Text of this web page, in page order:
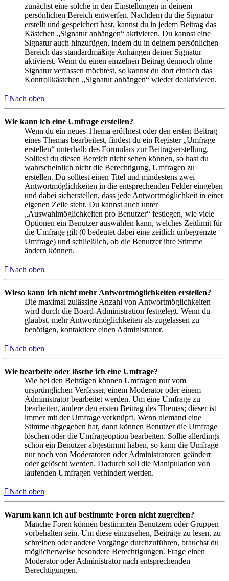
zunächst eine solche in den Einstellungen in deinem
persönlichen Bereich entwerfen. Nachdem du die Signatur
erstellt und gespeichert hast, kannst du in jedem Beitrag das
Kästchen „Signatur anhängen“ aktivieren. Du kannst eine
Signatur auch hinzufügen, indem du in deinem persönlichen
Bereich das standardmäßige Anhängen deiner Signatur
aktivierst. Wenn du einen einzelnen Beitrag dennoch ohne
Signatur verfassen möchtest, so kannst du dort einfach das
Kontrollkästchen „Signatur anhängen“ wieder deaktivieren.
Nach oben
Wie kann ich eine Umfrage erstellen?
Wenn du ein neues Thema eröffnest oder den ersten Beitrag
eines Themas bearbeitest, findest du ein Register „Umfrage
erstellen“ unterhalb des Formulars zur Beitragserstellung.
Solltest du diesen Bereich nicht sehen können, so hast du
wahrscheinlich nicht die Berechtigung, Umfragen zu
erstellen. Du solltest einen Titel und mindestens zwei
Antwortmöglichkeiten in die entsprechenden Felder eingeben
und dabei sicherstellen, dass jede Antwortmöglichkeit in einer
eigenen Zeile steht. Du kannst auch unter
„Auswahlmöglichkeiten pro Benutzer“ festlegen, wie viele
Optionen ein Benutzer auswählen kann, welches Zeitlimit für
die Umfrage gilt (0 bedeutet dabei eine zeitlich unbegrenzte
Umfrage) und schließlich, ob die Benutzer ihre Stimme
ändern können.
Nach oben
Wieso kann ich nicht mehr Antwortmöglichkeiten erstellen?
Die maximal zulässige Anzahl von Antwortmöglichkeiten
wird durch die Board-Administration festgelegt. Wenn du
glaubst, mehr Antwortmöglichkeiten als zugelassen zu
benötigen, kontaktiere einen Administrator.
Nach oben
Wie bearbeite oder lösche ich eine Umfrage?
Wie bei den Beiträgen können Umfragen nur vom
ursprünglichen Verfasser, einem Moderator oder einem
Administrator bearbeitet werden. Um eine Umfrage zu
bearbeiten, ändere den ersten Beitrag des Themas; dieser ist
immer mit der Umfrage verknüpft. Wenn niemand eine
Stimme abgegeben hat, dann können Benutzer die Umfrage
löschen oder die Umfrageoption bearbeiten. Sollte allerdings
schon ein Benutzer abgestimmt haben, so kann die Umfrage
nur noch von Moderatoren oder Administratoren geändert
oder gelöscht werden. Dadurch soll die Manipulation von
laufenden Umfragen verhindert werden.
Nach oben
Warum kann ich auf bestimmte Foren nicht zugreifen?
Manche Foren können bestimmten Benutzern oder Gruppen
vorbehalten sein. Um diese einzusehen, Beiträge zu lesen, zu
schreiben oder andere Vorgänge durchzuführen, brauchst du
möglicherweise besondere Berechtigungen. Frage einen
Moderator oder Administrator nach entsprechenden
Berechtigungen.